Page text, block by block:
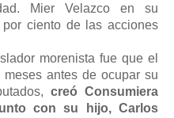
Mier Velazco en su
ciento de las acciones
morenista fue que el
antes de ocupar su
creó Consumiera
con su hijo, Carlos